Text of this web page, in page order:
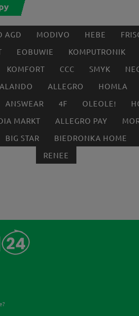
AGD MODIVO HEBE
EOBUWIE
KOMPUTRONIK
KOMFORT CCC SMYK
ALLEGRO
HOMLA
ANSWEAR 4F OLEOLE!
MARKT ALLEGRO PAY
BIG STAR
BIEDRONKA HOME
RENEE